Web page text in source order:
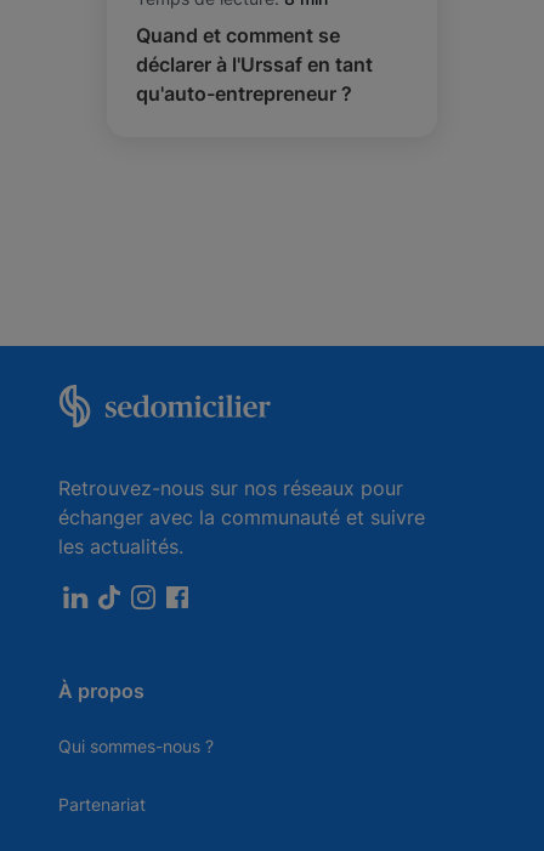
Quand et comment se
déclarer à l'Urssaf en tant
qu'auto-entrepreneur ?
Retrouvez-nous sur nos réseaux pour
échanger avec la communauté et suivre
les actualités.
À propos
Qui sommes-nous ?
Partenariat